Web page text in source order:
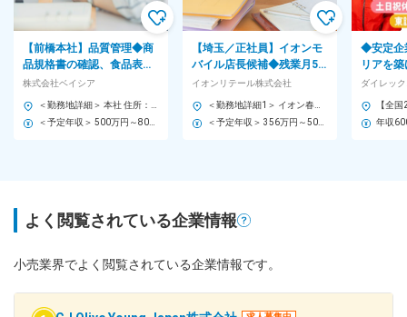
【前橋本社】品質管理◆商
品規格書の確認、食品表示
作成など◆グループ総売上1
兆円超の小売大手G
株式会社ベイシア
【埼玉／正社員】イオンモ
バイル店長候補◆残業月5.2
時間／年休125日／携帯販
売経験者歓迎！
イオンリテール株式会社
◆安定企
リアを
ントス
ス」の
よく閲覧されている企業情報
小売業界でよく閲覧されている企業情報です。